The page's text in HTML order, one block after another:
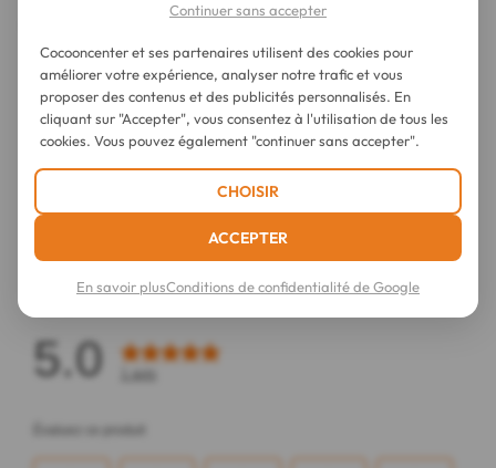
Continuer sans accepter
Cocooncenter et ses partenaires utilisent des cookies pour
améliorer votre expérience, analyser notre trafic et vous
proposer des contenus et des publicités personnalisés. En
cliquant sur "Accepter", vous consentez à l'utilisation de tous les
cookies. Vous pouvez également "continuer sans accepter".
CHOISIR
ACCEPTER
En savoir plusConditions de confidentialité de Google